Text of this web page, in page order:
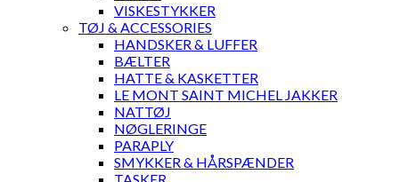
VISKESTYKKER
TØJ & ACCESSORIES
HANDSKER & LUFFER
BÆLTER
HATTE & KASKETTER
LE MONT SAINT MICHEL JAKKER
NATTØJ
NØGLERINGE
PARAPLY
SMYKKER & HÅRSPÆNDER